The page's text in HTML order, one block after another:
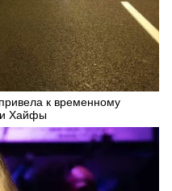
к временному
Хайфы